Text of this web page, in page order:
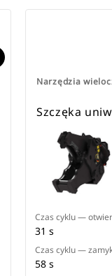
Narzędzia
Szczęka
Czas cyklu —
31 s
Czas cyklu —
58 s